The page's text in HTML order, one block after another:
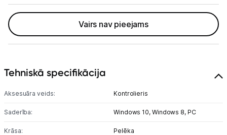
Lenovo Legion
Spēļu konsoļu aksesuāri
Audio
Studijas skaņas aprīkojums
Vairs nav pieejams
Tehniskā specifikācija
Aksesuāra veids: Kontrolieris
Saderība: Windows 10, Windows 8, PC
Krāsa: Pelēka